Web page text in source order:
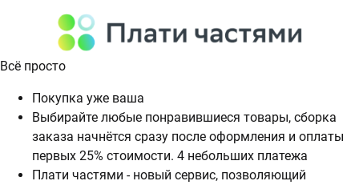
Всё просто
Покупка уже ваша
Выбирайте любые понравившиеся товары, сборка
заказа начнётся сразу после оформления и оплаты
первых 25% стоимости. 4 небольших платежа
Плати частями - новый сервис, позволяющий